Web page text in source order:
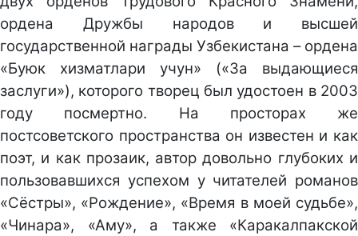
ордена Дружбы народов и высшей
государственной награды Узбекистана – ордена
«Буюк хизматлари учун» («За выдающиеся
заслуги»), которого творец был удостоен в 2003
году посмертно. На просторах же
постсоветского пространства он известен и как
поэт, и как прозаик, автор довольно глубоких и
пользовавшихся успехом у читателей романов
«Сёстры», «Рождение», «Время в моей судьбе»,
«Чинара», «Аму», а также «Каракалпакской